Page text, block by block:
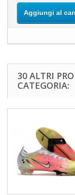
Aggiungi al
30 ALTRI
CATEGORIA: